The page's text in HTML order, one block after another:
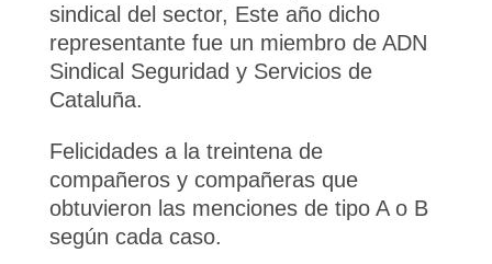
sindical del sector, Este año dicho
representante fue un miembro de ADN
Sindical Seguridad y Servicios de
Cataluña.
Felicidades a la treintena de
compañeros y compañeras que
obtuvieron las menciones de tipo A o B
según cada caso.